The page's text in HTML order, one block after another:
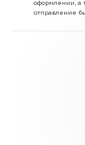
оформлении, а
отправление